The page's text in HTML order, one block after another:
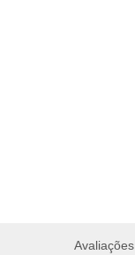
Avaliações